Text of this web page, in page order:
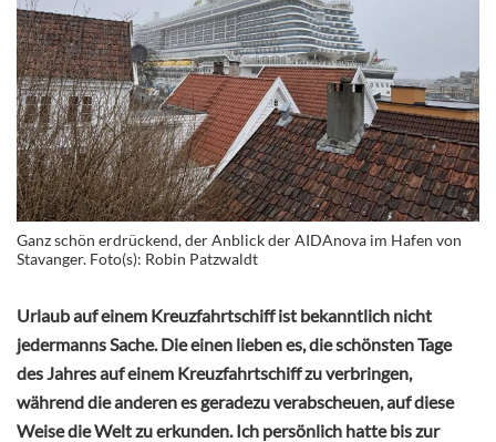
Ganz schön erdrückend, der Anblick der AIDAnova im Hafen von
Stavanger. Foto(s): Robin Patzwaldt
Urlaub auf einem Kreuzfahrtschiff ist bekanntlich nicht
jedermanns Sache. Die einen lieben es, die schönsten Tage
des Jahres auf einem Kreuzfahrtschiff zu verbringen,
während die anderen es geradezu verabscheuen, auf diese
Weise die Welt zu erkunden. Ich persönlich hatte bis zur